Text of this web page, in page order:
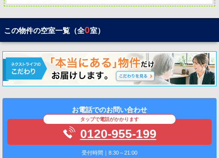
この物件の空室一覧（全0室）
お電話でのお問い合わせ
タップで電話がかかります
0120-955-199
受付時間｜8:30～21:00